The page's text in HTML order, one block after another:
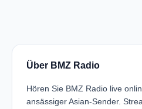
Über BMZ Radio
Hören Sie BMZ Radio live
ansässiger Asian-Sender.